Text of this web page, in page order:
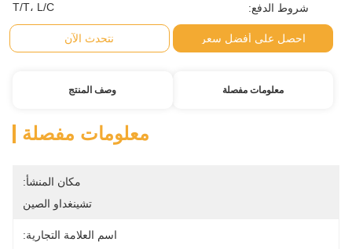
شروط الدفع: T/T، L/C
احصل على أفضل سعر نتحدث الآن
معلومات مفصلة وصف المنتج
معلومات مفصلة
مكان المنشأ:
تشينغداو الصين
اسم العلامة التجارية: